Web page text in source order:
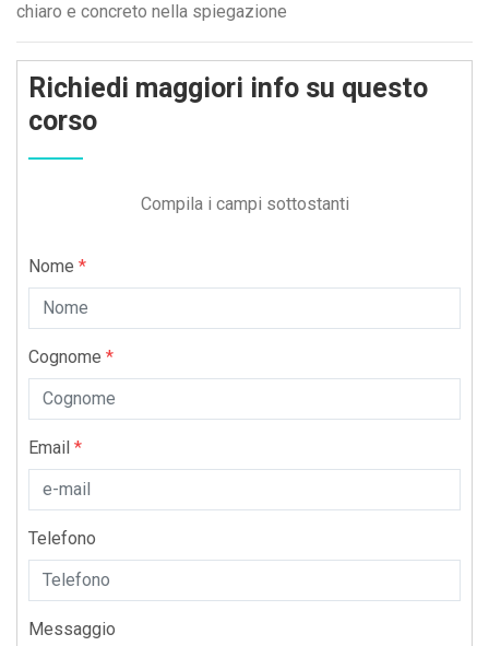
5
4
3
2
1
chiaro e concreto nella spiegazione
Richiedi maggiori info su questo
corso
Compila i campi sottostanti
Nome *
Cognome *
Email *
Telefono
Messaggio